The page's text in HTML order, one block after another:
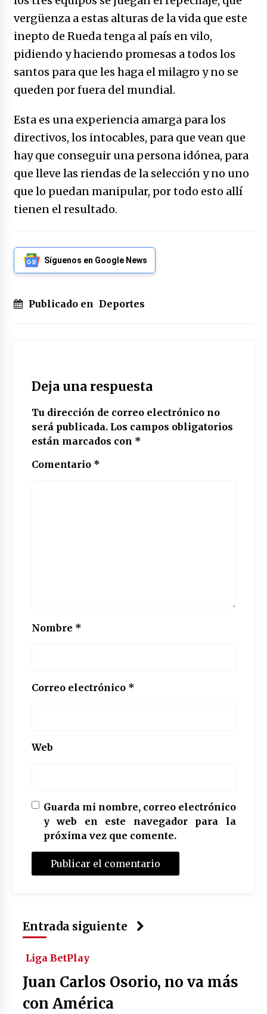
vergüenza a estas alturas de la vida que este
inepto de Rueda tenga al país en vilo,
pidiendo y haciendo promesas a todos los
santos para que les haga el milagro y no se
queden por fuera del mundial.
Esta es una experiencia amarga para los
directivos, los intocables, para que vean que
hay que conseguir una persona idónea, para
que lleve las riendas de la selección y no uno
que lo puedan manipular, por todo esto allí
tienen el resultado.
Síguenos en Google News
Publicado en Deportes
Deja una respuesta
Tu dirección de correo electrónico no
será publicada. Los campos obligatorios
están marcados con *
Comentario *
Nombre *
Correo electrónico *
Web
Guarda mi nombre, correo electrónico
y web en este navegador para la
próxima vez que comente.
Entrada siguiente
Liga BetPlay
Juan Carlos Osorio, no va más
con América